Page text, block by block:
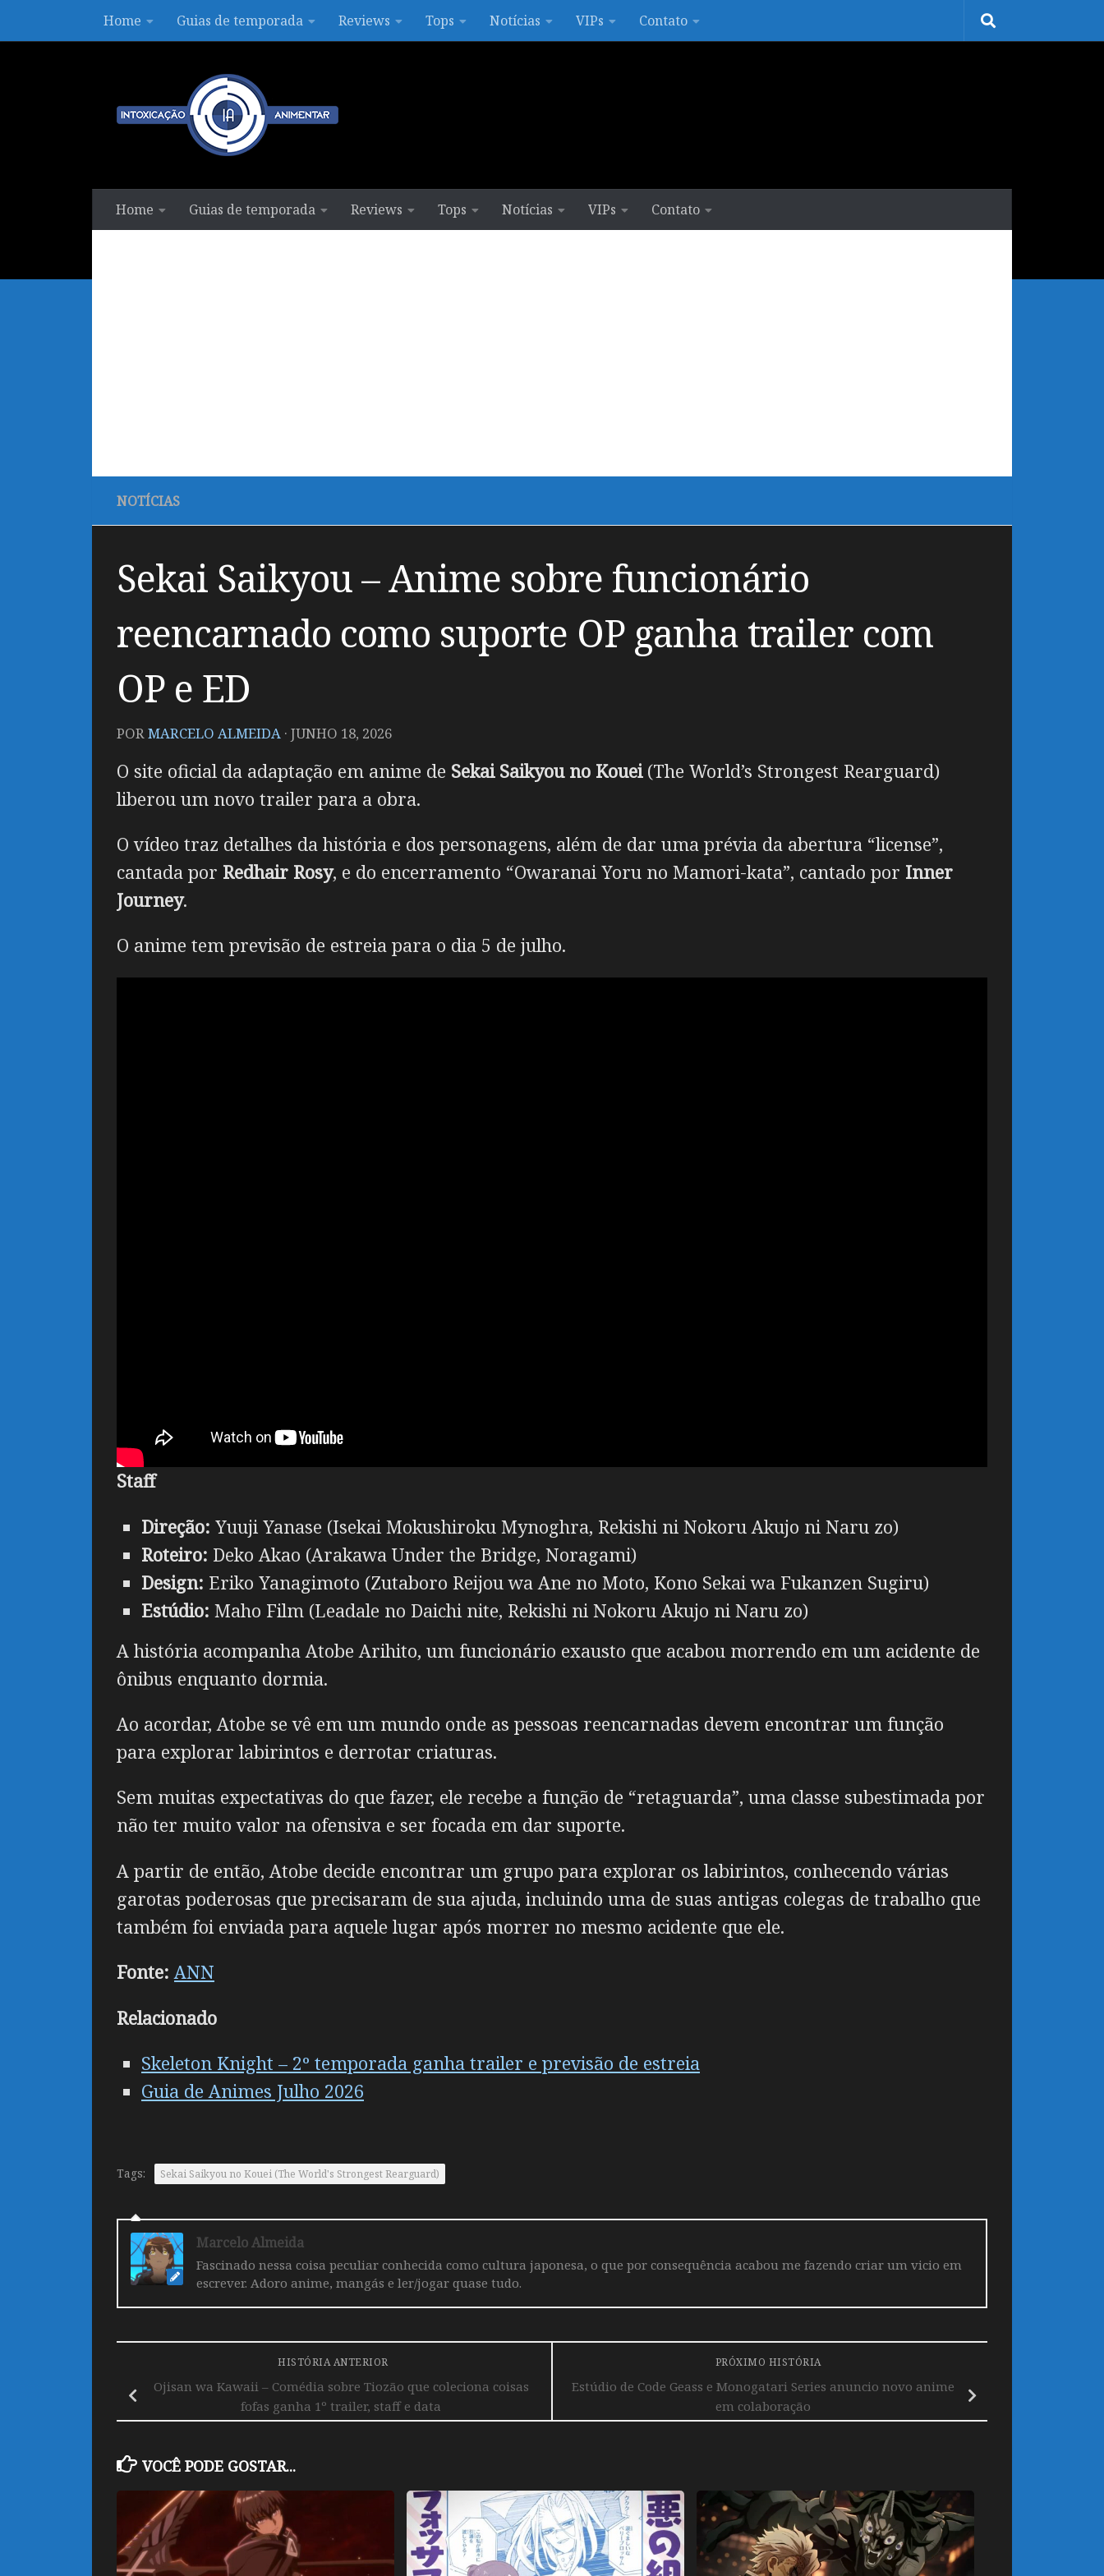
Skip to contentHome Guias de temporada Reviews Tops Notícias VIPs Contato
Home Guias de temporada Reviews Tops Notícias VIPs Contato
NOTÍCIAS
Sekai Saikyou – Anime sobre funcionário
reencarnado como suporte OP ganha trailer com
OP e ED
PORMARCELO ALMEIDA · JUNHO 18, 2026
O site oficial da adaptação em anime de Sekai Saikyou no Kouei (The World’s Strongest Rearguard)
liberou um novo trailer para a obra.
O vídeo traz detalhes da história e dos personagens, além de dar uma prévia da abertura “license”,
cantada por Redhair Rosy, e do encerramento “Owaranai Yoru no Mamori-kata”, cantado por Inner
Journey.
O anime tem previsão de estreia para o dia 5 de julho.
Staff
Direção: Yuuji Yanase (Isekai Mokushiroku Mynoghra, Rekishi ni Nokoru Akujo ni Naru zo)
Roteiro: Deko Akao (Arakawa Under the Bridge, Noragami)
Design: Eriko Yanagimoto (Zutaboro Reijou wa Ane no Moto, Kono Sekai wa Fukanzen Sugiru)
Estúdio: Maho Film (Leadale no Daichi nite, Rekishi ni Nokoru Akujo ni Naru zo)
A história acompanha Atobe Arihito, um funcionário exausto que acabou morrendo em um acidente de
ônibus enquanto dormia.
Ao acordar, Atobe se vê em um mundo onde as pessoas reencarnadas devem encontrar um função
para explorar labirintos e derrotar criaturas.
Sem muitas expectativas do que fazer, ele recebe a função de “retaguarda”, uma classe subestimada por
não ter muito valor na ofensiva e ser focada em dar suporte.
A partir de então, Atobe decide encontrar um grupo para explorar os labirintos, conhecendo várias
garotas poderosas que precisaram de sua ajuda, incluindo uma de suas antigas colegas de trabalho que
também foi enviada para aquele lugar após morrer no mesmo acidente que ele.
Fonte: ANN
Relacionado
Skeleton Knight – 2º temporada ganha trailer e previsão de estreia
Guia de Animes Julho 2026
Tags: Sekai Saikyou no Kouei (The World's Strongest Rearguard)
Marcelo Almeida
Fascinado nessa coisa peculiar conhecida como cultura japonesa, o que por consequência acabou me fazendo criar um vicio em
escrever. Adoro anime, mangás e ler/jogar quase tudo.
PRÓXIMO HISTÓRIA
Estúdio de Code Geass e Monogatari Series anuncio novo anime
em colaboração
HISTÓRIA ANTERIOR
Ojisan wa Kawaii – Comédia sobre Tiozão que coleciona coisas
fofas ganha 1º trailer, staff e data
VOCÊ PODE GOSTAR...